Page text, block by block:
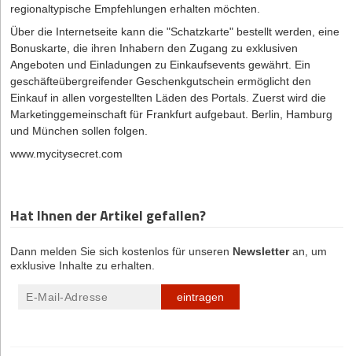
regionaltypische Empfehlungen erhalten möchten.
Über die Internetseite kann die "Schatzkarte" bestellt werden, eine
Bonuskarte, die ihren Inhabern den Zugang zu exklusiven
Angeboten und Einladungen zu Einkaufsevents gewährt. Ein
geschäfteübergreifender Geschenkgutschein ermöglicht den
Einkauf in allen vorgestellten Läden des Portals. Zuerst wird die
Marketinggemeinschaft für Frankfurt aufgebaut. Berlin, Hamburg
und München sollen folgen.
www.mycitysecret.com
Hat Ihnen der Artikel gefallen?
Dann melden Sie sich kostenlos für unseren Newsletteran, um
exklusive Inhalte zu erhalten.
eintragen